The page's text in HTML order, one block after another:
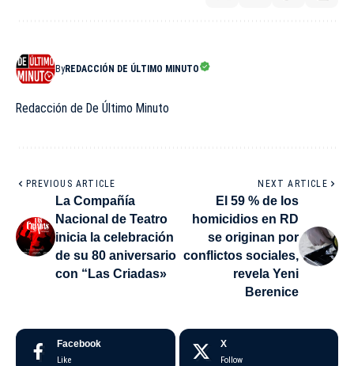
ByREDACCIÓN DE ÚLTIMO MINUTO
Redacción de De Último Minuto
PREVIOUS ARTICLE
La Compañía
Nacional de Teatro
inicia la celebración
de su 80 aniversario
con “Las Criadas»
NEXT ARTICLE
El 59 % de los
homicidios en RD
se originan por
conflictos sociales,
revela Yeni
Berenice
Facebook
Like
X
Follow